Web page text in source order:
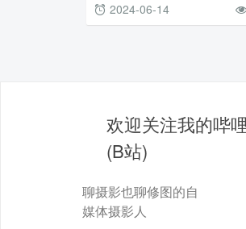
2024-06-14
欢迎关注我的哔
(B站)
聊摄影也聊修图的自
媒体摄影人